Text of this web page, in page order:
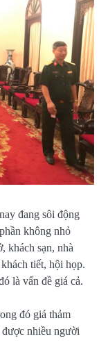
đang sôi động
không nhỏ
khách sạn, nhà
tiết, hội họp.
là vấn đề giá cả.
đó giá thảm
nhiều người